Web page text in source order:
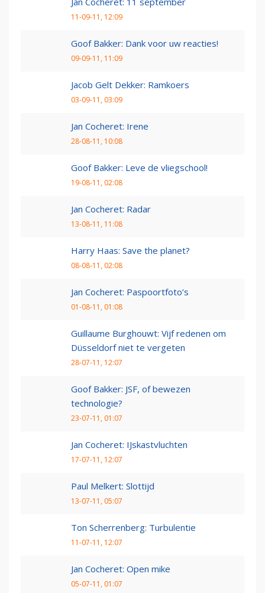
11-09-11, 12:09
Goof Bakker: Dank voor uw reacties!
09-09-11, 11:09
Jacob Gelt Dekker: Ramkoers
03-09-11, 03:09
Jan Cocheret: Irene
28-08-11, 10:08
Goof Bakker: Leve de vliegschool!
19-08-11, 02:08
Jan Cocheret: Radar
13-08-11, 11:08
Harry Haas: Save the planet?
08-08-11, 02:08
Jan Cocheret: Paspoortfoto’s
01-08-11, 01:08
Guillaume Burghouwt: Vijf redenen om
Düsseldorf niet te vergeten
28-07-11, 12:07
Goof Bakker: JSF, of bewezen
technologie?
23-07-11, 01:07
Jan Cocheret: IJskastvluchten
17-07-11, 12:07
Paul Melkert: Slottijd
13-07-11, 05:07
Ton Scherrenberg: Turbulentie
11-07-11, 12:07
Jan Cocheret: Open mike
05-07-11, 01:07